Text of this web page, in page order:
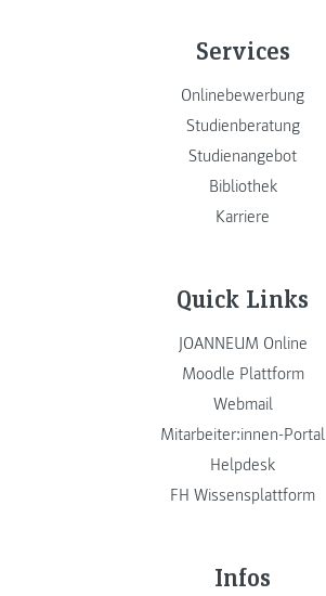
Services
Onlinebewerbung
Studienberatung
Studienangebot
Bibliothek
Karriere
Quick Links
JOANNEUM Online
Moodle Plattform
Webmail
Mitarbeiter:innen-Portal
Helpdesk
FH Wissensplattform
Infos